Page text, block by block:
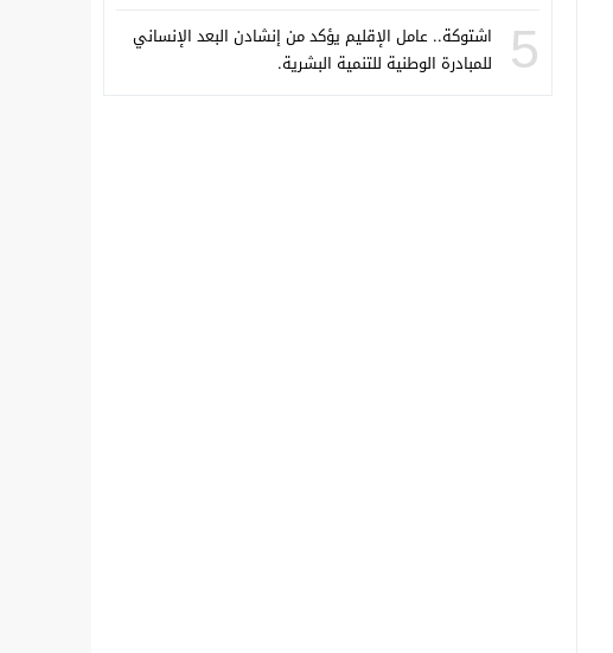
5
اشتوكة.. عامل الإقليم يؤكد من إنشادن البعد الإنساني
للمبادرة الوطنية للتنمية البشرية.